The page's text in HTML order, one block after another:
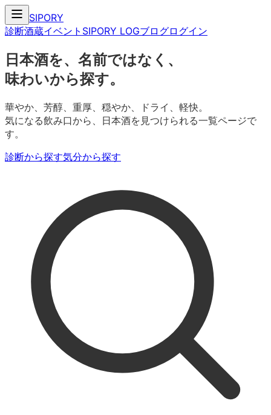
SIPORY
診断酒蔵イベント SIPORY LOGブログログイン
日本酒を、名前ではなく、
味わいから探す。
華やか、芳醇、重厚、穏やか、ドライ、軽快。
気になる飲み口から、日本酒を見つけられる一覧ページで
す。
診断から探す気分から探す